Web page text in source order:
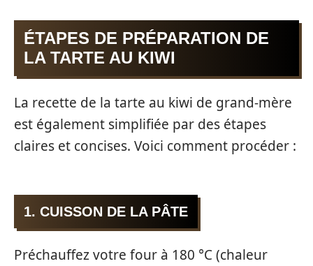
ÉTAPES DE PRÉPARATION DE
LA TARTE AU KIWI
La recette de la tarte au kiwi de grand-mère
est également simplifiée par des étapes
claires et concises. Voici comment procéder :
1. CUISSON DE LA PÂTE
Préchauffez votre four à 180 °C (chaleur